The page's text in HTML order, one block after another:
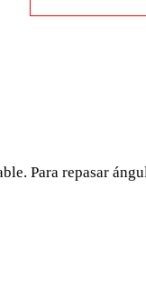
Para repasar